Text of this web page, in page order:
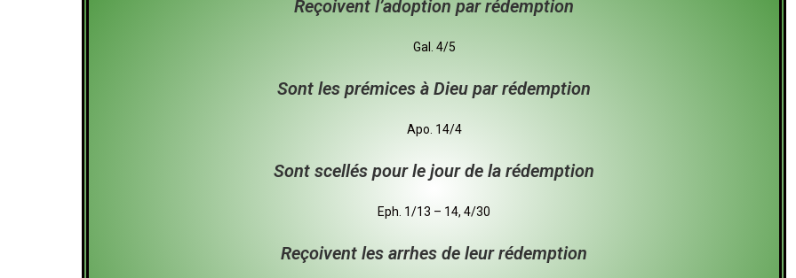
Reçoivent l’adoption par rédemption
Gal. 4/5
Sont les prémices à Dieu par rédemption
Apo. 14/4
Sont scellés pour le jour de la rédemption
Eph. 1/13 – 14, 4/30
Reçoivent les arrhes de leur rédemption